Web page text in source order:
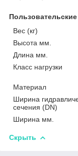
Вес (кг)
Высота мм.
Длина мм.
Класс нагрузки
Материал
Ширина
сечения (DN)
Ширина мм.
Скрыть